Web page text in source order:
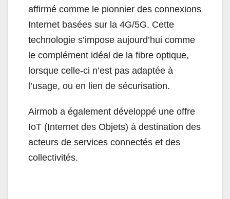
affirmé comme le pionnier des connexions
Internet basées sur la 4G/5G. Cette
technologie s’impose aujourd’hui comme
le complément idéal de la fibre optique,
lorsque celle-ci n’est pas adaptée à
l’usage, ou en lien de sécurisation.
Airmob a également développé une offre
IoT (Internet des Objets) à destination des
acteurs de services connectés et des
collectivités.